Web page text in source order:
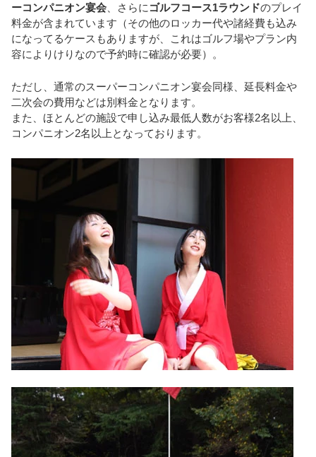
ーコンパニオン宴会 、さらに ゴルフコース1ラウンドのプレイ
料金が含まれています（その他のロッカー代や諸経費も込み
になってるケースもありますが、これはゴルフ場やプラン内
容によりけりなので予約時に確認が必要）。
ただし、通常のスーパーコンパニオン宴会同様、延長料金や
二次会の費用などは別料金となります。
また、ほとんどの施設で申し込み最低人数がお客様2名以上、
コンパニオン2名以上となっております。